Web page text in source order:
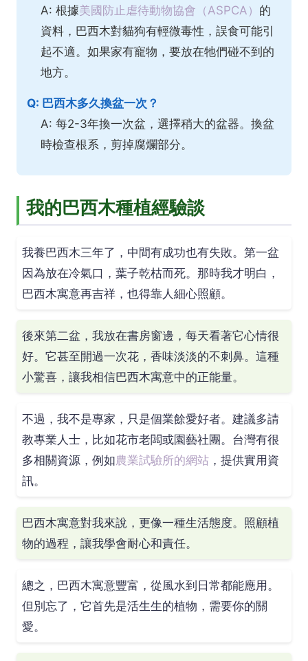
A: 根據美國防止虐待動物協會（ASPCA） 的
資料，巴西木對貓狗有輕微毒性，誤食可能引
起不適。如果家有寵物，要放在牠們碰不到的
地方。
Q: 巴西木多久換盆一次？
A: 每2-3年換一次盆，選擇稍大的盆器。換盆
時檢查根系，剪掉腐爛部分。
我的巴西木種植經驗談
我養巴西木三年了，中間有成功也有失敗。第一盆
因為放在冷氣口，葉子乾枯而死。那時我才明白，
巴西木寓意再吉祥，也得靠人細心照顧。
後來第二盆，我放在書房窗邊，每天看著它心情很
好。它甚至開過一次花，香味淡淡的不刺鼻。這種
小驚喜，讓我相信巴西木寓意中的正能量。
不過，我不是專家，只是個業餘愛好者。建議多請
教專業人士，比如花市老闆或園藝社團。台灣有很
多相關資源，例如農業試驗所的網站 ，提供實用資
訊。
巴西木寓意對我來說，更像一種生活態度。照顧植
物的過程，讓我學會耐心和責任。
總之，巴西木寓意豐富，從風水到日常都能應用。
但別忘了，它首先是活生生的植物，需要你的關
愛。